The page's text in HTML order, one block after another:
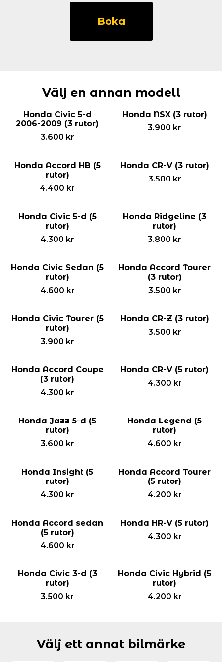
Honda
karossen
Boka
Välj en annan modell
Honda Civic 5-d
2006-2009 (3 rutor)
3.600 kr
Honda NSX (3 rutor)
3.900 kr
Honda Accord HB (5
rutor)
4.400 kr
Honda CR-V (3 rutor)
3.500 kr
Honda Civic 5-d (5
rutor)
4.300 kr
Honda Ridgeline (3
rutor)
3.800 kr
Honda Civic Sedan (5
rutor)
4.600 kr
Honda Accord Tourer
(3 rutor)
3.500 kr
Honda Civic Tourer (5
rutor)
3.900 kr
Honda CR-Z (3 rutor)
3.500 kr
Honda Accord Coupe
(3 rutor)
4.300 kr
Honda CR-V (5 rutor)
4.300 kr
Honda Jazz 5-d (5
rutor)
3.600 kr
Honda Legend (5
rutor)
4.600 kr
Honda Insight (5
rutor)
4.300 kr
Honda Accord Tourer
(5 rutor)
4.200 kr
Honda Accord sedan
(5 rutor)
4.600 kr
Honda HR-V (5 rutor)
4.300 kr
Honda Civic 3-d (3
rutor)
3.500 kr
Honda Civic Hybrid (5
rutor)
4.200 kr
Välj ett annat bilmärke